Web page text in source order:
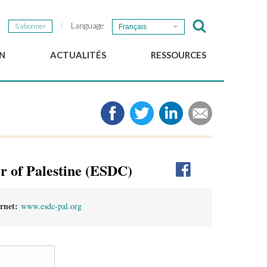
S'abonner Language Français
ACTUALITÉS
Newsletter du GSEF
RESSOURCES
Médias
Liens
Téléchargez notre plaquette
of Palestine (ESDC)
www.esdc-pal.org